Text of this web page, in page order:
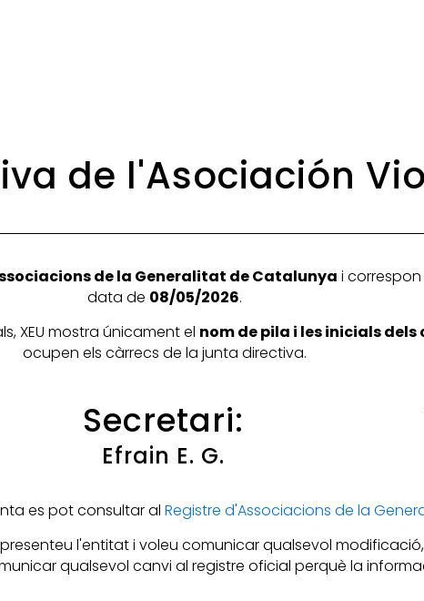
de l'Asociación
de la Generalitat de Catalunya i
data de 08/05/2026.
XEU mostra únicament el nom de pila i les inicials dels
ocupen els càrrecs de la junta directiva.
Secretari:
Efrain E. G.
es pot consultar al Registre d'Associacions de la
l'entitat i voleu comunicar qualsevol
qualsevol canvi al registre oficial perquè la